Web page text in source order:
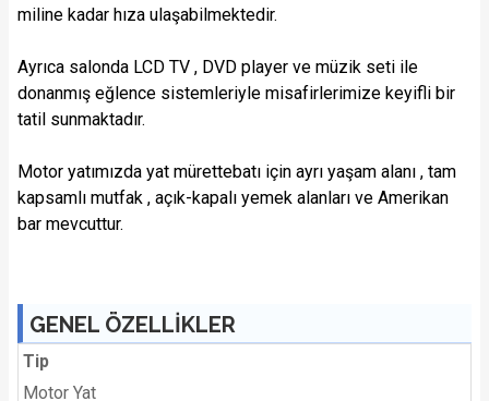
miline kadar hıza ulaşabilmektedir.
Ayrıca salonda LCD TV , DVD player ve müzik seti ile
donanmış eğlence sistemleriyle misafirlerimize keyifli bir
tatil sunmaktadır.
Motor yatımızda yat mürettebatı için ayrı yaşam alanı , tam
kapsamlı mutfak , açık-kapalı yemek alanları ve Amerikan
bar mevcuttur.
GENEL ÖZELLİKLER
Tip
Motor Yat